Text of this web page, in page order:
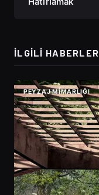
İLGILI HABERLER
PEYZAJ MIMARLIĞI